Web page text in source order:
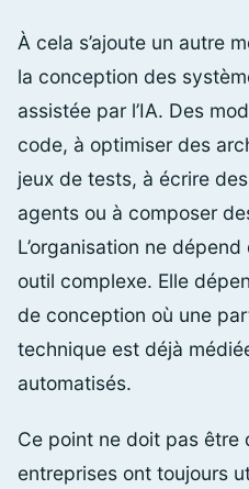
À cela s’ajoute un autre
la conception des
assistée par l’IA. Des
code, à optimiser des
jeux de tests, à écrire
agents ou à composer
L’organisation ne
outil complexe. Elle
de conception où une
technique est déjà
automatisés.
Ce point ne doit pas être
entreprises ont toujours